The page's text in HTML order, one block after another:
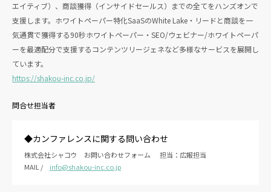
エイティブ）、商談獲得（インサイドセールス）までの全てをハンズオンで
支援します。ホワイトペーパー特化SaaSのWhite Lake・リードと商談を一
気通貫で獲得する90秒ホワイトペーパー・SEO/ウェビナー/ホワイトペーパ
ーを最適配分で支援するコンテンツリージェネなど多様なサービスを展開し
ています。
https://shakou-inc.co.jp/
問合せ担当者
◆カンファレンスに関する問い合わせ
株式会社シャコウ お問い合わせフォーム
担当：広報担当
MAIL /
info@shakou-inc.co.jp